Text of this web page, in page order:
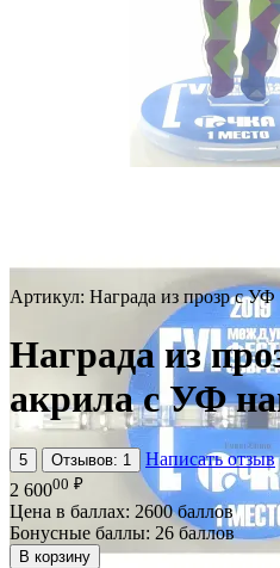
Артикул: Награда из прозр с УФ
Награда из
акрила с УФ
5 Отзывов: 1
Написать отзыв
2 60000 ₽
Цена в баллах: 2600 баллов
Бонусные баллы: 26 баллов
В корзину